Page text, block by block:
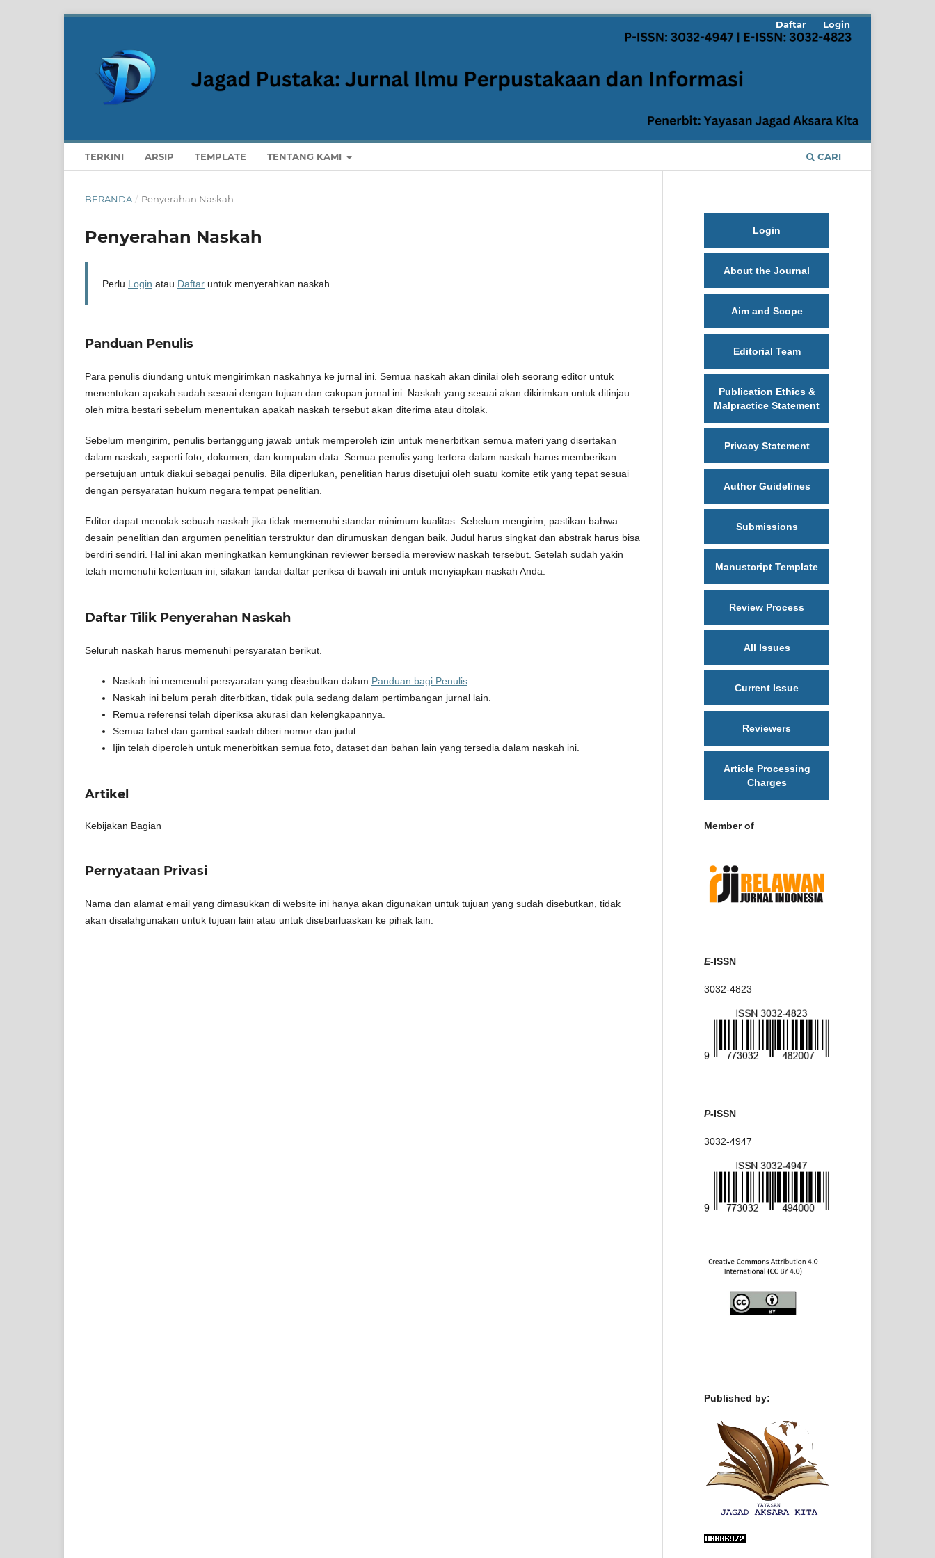
TERKINI ARSIP TEMPLATE TENTANG KAMI CARI
Daftar Login
BERANDA / Penyerahan Naskah
Penyerahan Naskah
Perlu Login atau Daftar untuk menyerahkan naskah.
Panduan Penulis
Para penulis diundang untuk mengirimkan naskahnya ke jurnal ini. Semua naskah akan dinilai oleh seorang editor untuk
menentukan apakah sudah sesuai dengan tujuan dan cakupan jurnal ini. Naskah yang sesuai akan dikirimkan untuk ditinjau
oleh mitra bestari sebelum menentukan apakah naskah tersebut akan diterima atau ditolak.
Sebelum mengirim, penulis bertanggung jawab untuk memperoleh izin untuk menerbitkan semua materi yang disertakan
dalam naskah, seperti foto, dokumen, dan kumpulan data. Semua penulis yang tertera dalam naskah harus memberikan
persetujuan untuk diakui sebagai penulis. Bila diperlukan, penelitian harus disetujui oleh suatu komite etik yang tepat sesuai
dengan persyaratan hukum negara tempat penelitian.
Editor dapat menolak sebuah naskah jika tidak memenuhi standar minimum kualitas. Sebelum mengirim, pastikan bahwa
desain penelitian dan argumen penelitian terstruktur dan dirumuskan dengan baik. Judul harus singkat dan abstrak harus bisa
berdiri sendiri. Hal ini akan meningkatkan kemungkinan reviewer bersedia mereview naskah tersebut. Setelah sudah yakin
telah memenuhi ketentuan ini, silakan tandai daftar periksa di bawah ini untuk menyiapkan naskah Anda.
Daftar Tilik Penyerahan Naskah
Seluruh naskah harus memenuhi persyaratan berikut.
Naskah ini memenuhi persyaratan yang disebutkan dalam Panduan bagi Penulis
Naskah ini belum perah diterbitkan, tidak pula sedang dalam pertimbangan jurnal lain.
Remua referensi telah diperiksa akurasi dan kelengkapannya.
Semua tabel dan gambat sudah diberi nomor dan judul.
Ijin telah diperoleh untuk menerbitkan semua foto, dataset dan bahan lain yang tersedia dalam naskah ini.
Artikel
Kebijakan Bagian
Pernyataan Privasi
Nama dan alamat email yang dimasukkan di website ini hanya akan digunakan untuk tujuan yang sudah disebutkan, tidak
akan disalahgunakan untuk tujuan lain atau untuk disebarluaskan ke pihak lain.
Login
About the Journal
Aim and Scope
Editorial Team
Publication Ethics &
Malpractice Statement
Privacy Statement
Author Guidelines
Submissions
Manustcript Template
Review Process
All Issues
Current Issue
Reviewers
Article Processing
Charges
Member of
E-ISSN
3032-4823
P-ISSN
3032-4947
Published by: